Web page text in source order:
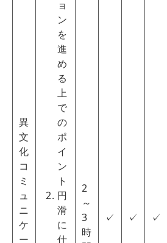
異
文
化
コ
ミ
ュ
ニ
ケ
ー
ョ
ン
を
進
め
る
上
で
の
ポ
イ
ン
ト
円
滑
に
仕
2
～
3
時
✓ ✓ ✓